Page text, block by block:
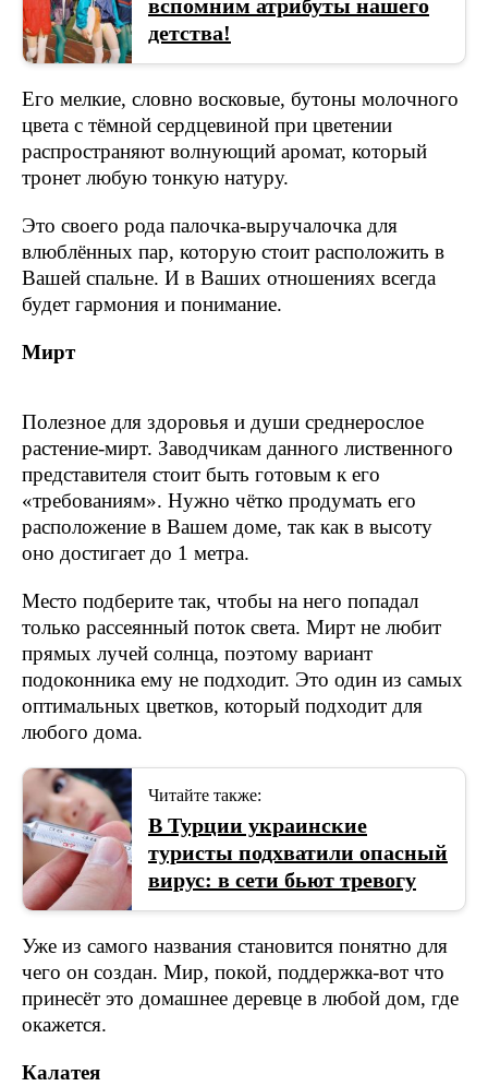
вспомним атрибуты нашего
детства!
Его мелкие, словно восковые, бутоны молочного
цвета с тёмной сердцевиной при цветении
распространяют волнующий аромат, который
тронет любую тонкую натуру.
Это своего рода палочка-выручалочка для
влюблённых пар, которую стоит расположить в
Вашей спальне. И в Ваших отношениях всегда
будет гармония и понимание.
Мирт
Полезное для здоровья и души среднерослое
растение-мирт. Заводчикам данного лиственного
представителя стоит быть готовым к его
«требованиям». Нужно чётко продумать его
расположение в Вашем доме, так как в высоту
оно достигает до 1 метра.
Место подберите так, чтобы на него попадал
только рассеянный поток света. Мирт не любит
прямых лучей солнца, поэтому вариант
подоконника ему не подходит. Это один из самых
оптимальных цветков, который подходит для
любого дома.
Читайте также:
В Турции украинские
туристы подхватили опасный
вирус: в сети бьют тревогу
Уже из самого названия становится понятно для
чего он создан. Мир, покой, поддержка-вот что
принесёт это домашнее деревце в любой дом, где
окажется.
Калатея